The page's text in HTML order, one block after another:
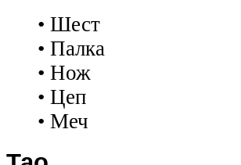
• Шест
• Палка
• Нож
• Цеп
• Меч